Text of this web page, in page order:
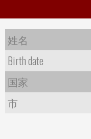
姓名
Birth date
国家
市